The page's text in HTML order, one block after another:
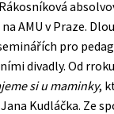
- naučná pro
AMU v Praze.
pro
divadly. Od
si u maminky,
Kudláčka. Ze